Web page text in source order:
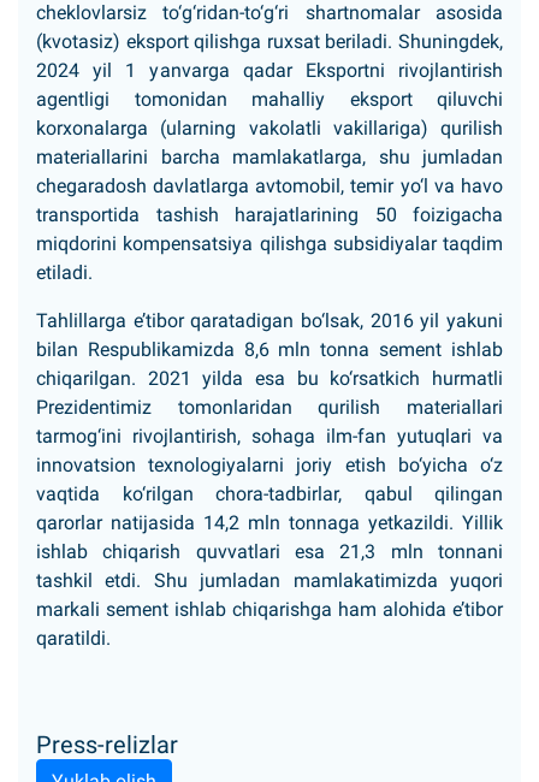
cheklovlarsiz to‘g‘ridan-to‘g‘ri shartnomalar asosida
(kvotasiz) eksport qilishga ruxsat beriladi. Shuningdek,
2024 yil 1 yanvarga qadar Eksportni rivojlantirish
agentligi tomonidan mahalliy eksport qiluvchi
korxonalarga (ularning vakolatli vakillariga) qurilish
materiallarini barcha mamlakatlarga, shu jumladan
chegaradosh davlatlarga avtomobil, temir yo‘l va havo
transportida tashish harajatlarining 50 foizigacha
miqdorini kompensatsiya qilishga subsidiyalar taqdim
etiladi.
Tahlillarga e’tibor qaratadigan bo‘lsak, 2016 yil yakuni
bilan Respublikamizda 8,6 mln tonna sement ishlab
chiqarilgan. 2021 yilda esa bu ko‘rsatkich hurmatli
Prezidentimiz tomonlaridan qurilish materiallari
tarmog‘ini rivojlantirish, sohaga ilm-fan yutuqlari va
innovatsion texnologiyalarni joriy etish bo‘yicha o‘z
vaqtida ko‘rilgan chora-tadbirlar, qabul qilingan
qarorlar natijasida 14,2 mln tonnaga yetkazildi. Yillik
ishlab chiqarish quvvatlari esa 21,3 mln tonnani
tashkil etdi. Shu jumladan mamlakatimizda yuqori
markali sement ishlab chiqarishga ham alohida e’tibor
qaratildi.
Press-relizlar